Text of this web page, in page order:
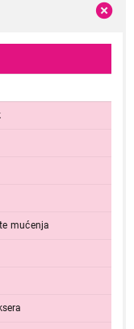
mućenja